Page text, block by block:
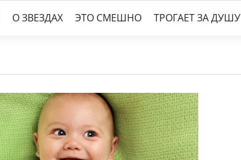
О ЗВЕЗДАХ ЭТО СМЕШНО ТРОГАЕТ ЗА ДУШУ